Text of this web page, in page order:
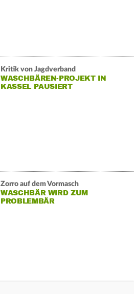
Kritik von Jagdverband
WASCHBÄREN-PROJEKT IN
KASSEL PAUSIERT
Zorro auf dem Vormasch
WASCHBÄR WIRD ZUM
PROBLEMBÄR